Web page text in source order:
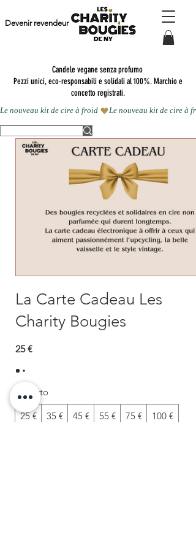
Candele vegane senza profumo
Pezzi unici, eco-responsabili e solidali al 100%. Marchio e
concetto registrati.
Devenir revendeur
Le nouveau kit de cire à froid
La Carte Cadeau Les
Charity Bougies
25 €
Importo
25 € 35 € 45 € 55 € 75 €
100 €